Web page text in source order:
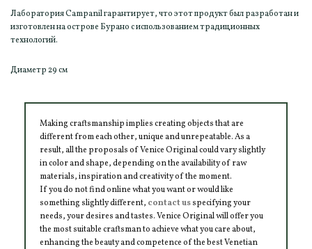
Лаборатория Campanil гарантирует, что этот продукт был разработан и
изготовлен на острове Бурано с использованием традиционных
технологий.
Диаметр 29 см
Making craftsmanship implies creating objects that are
different from each other, unique and unrepeatable. As a
result, all the proposals of Venice Original could vary slightly
in color and shape, depending on the availability of raw
materials, inspiration and creativity of the moment.
If you do not find online what you want or would like
something slightly different, contact usspecifying your
needs, your desires and tastes. Venice Original will offer you
the most suitable craftsman to achieve what you care about,
enhancing the beauty and competence of the best Venetian